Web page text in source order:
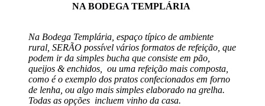
NA BODEGA TEMPLÁRIA
Na Bodega Templária, espaço típico de ambiente
rural, SERÃO possível vários formatos de refeição, que
podem ir da simples bucha que consiste em pão,
queijos & enchidos, ou uma refeição mais composta,
como é o exemplo dos pratos confecionados em forno
de lenha, ou algo mais simples elaborado na grelha.
Todas as opções incluem vinho da casa.